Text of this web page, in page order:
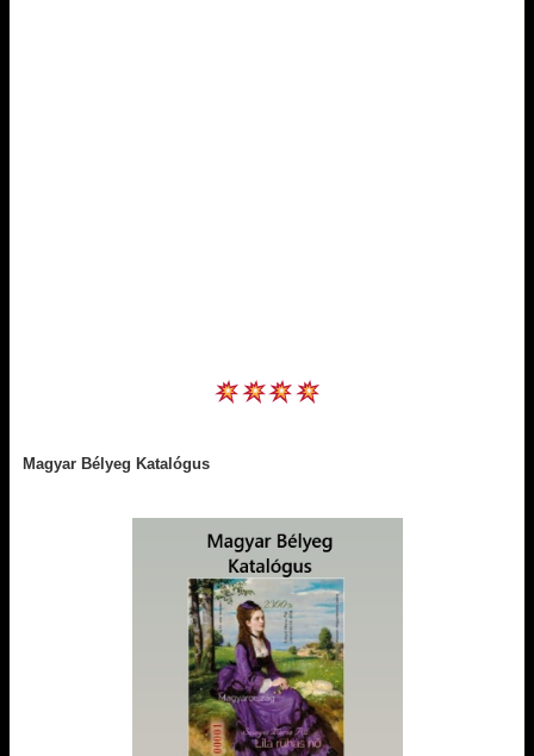
Magyar Bélyeg Katalógus